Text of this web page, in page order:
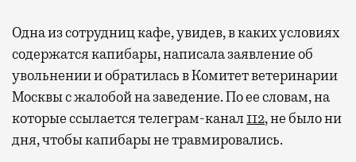
Одна из сотрудниц кафе, увидев, в каких условиях
содержатся капибары, написала заявление об
увольнении и обратилась в Комитет ветеринарии
Москвы с жалобой на заведение. По ее словам, на
которые ссылается телеграм-канал112, не было ни
дня, чтобы капибары не травмировались.